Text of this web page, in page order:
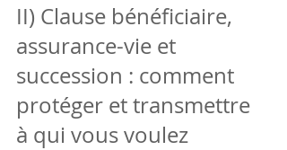
II) Clause bénéficiaire,
assurance-vie et
succession : comment
protéger et transmettre
à qui vous voulez